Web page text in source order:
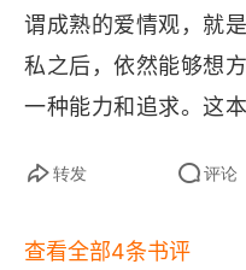
未来
责任和义务也在随之
给彼此是莫大的幸运
看缘分，用短短几年
一辈子绕不过的命题
谓成熟的爱情观，就
私之后，依然能够想
一种能力和追求。这
转发 评论
查看全部4条书评